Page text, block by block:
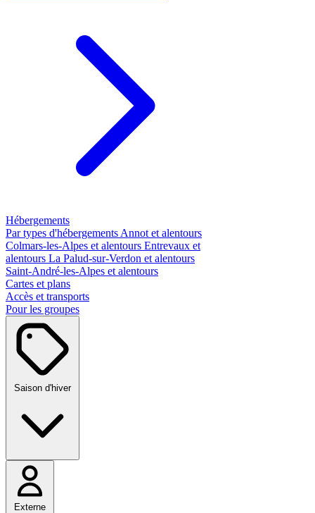
Hébergements
Par types d'hébergements Annot et alentours
Colmars-les-Alpes et alentours Entrevaux et
alentours La Palud-sur-Verdon et alentours
Saint-André-les-Alpes et alentours
Cartes et plans
Accès et transports
Pour les groupes
Saison d'hiver
Externe